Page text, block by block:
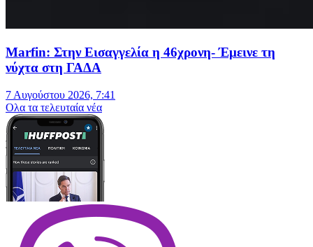
Marfin: Στην Εισαγγελία η 46χρονη- Έμεινε τη
νύχτα στη ΓΑΔΑ
7 Αυγούστου 2026, 7:41
Oλα τα τελευταία νέα